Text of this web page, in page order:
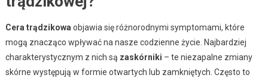
Cera trądzikowa objawia się różnorodnymi symptomami, które
mogą znacząco wpływać na nasze codzienne życie. Najbardziej
charakterystycznym z nich są zaskórniki – te niezapalne zmiany
skórne występują w formie otwartych lub zamkniętych. Często to